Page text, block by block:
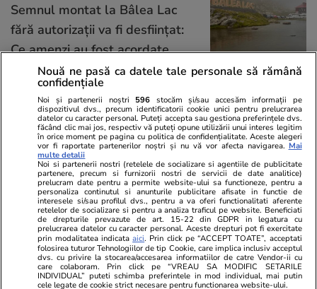
Semnul montat la Bâlea Lac
fără autorizații va fi desființat:
Ce amenzi au fost acordate
BREAKING NEWS
Știri România 18:17
Criză energetică în România.
Guvernul anunță stare de alertă
la nivel național pe toată
durata lunii august
Știri România 17:34
Nouă ne pasă ca datele tale personale să rămână
confidențiale
Noi și partenerii noștri 596 stocăm și/sau accesăm informații pe
dispozitivul dvs., precum identificatorii cookie unici pentru prelucrarea
datelor cu caracter personal. Puteți accepta sau gestiona preferințele dvs.
făcând clic mai jos, respectiv vă puteți opune utilizării unui interes legitim
în orice moment pe pagina cu politica de confidențialitate. Aceste alegeri
vor fi raportate partenerilor noștri și nu vă vor afecta navigarea. Mai
multe detalii
Noi si partenerii nostri (retelele de socializare si agentiile de publicitate
partenere, precum si furnizorii nostri de servicii de date analitice)
prelucram date pentru a permite website-ului sa functioneze, pentru a
personaliza continutul si anunturile publicitare afisate in functie de
interesele si/sau profilul dvs., pentru a va oferi functionalitati aferente
retelelor de socializare si pentru a analiza traficul pe website. Beneficiati
de drepturile prevazute de art. 15-22 din GDPR in legatura cu
prelucrarea datelor cu caracter personal. Aceste drepturi pot fi exercitate
prin modalitatea indicataaici. Prin click pe “ACCEPT TOATE”, acceptati
folosirea tuturor Tehnologiilor de tip Cookie, care implica inclusiv acceptul
dvs. cu privire la stocarea/accesarea informatiilor de catre Vendor-ii cu
care colaboram. Prin click pe “VREAU SA MODIFIC SETARILE
INDIVIDUAL” puteti schimba preferintele in mod individual, mai putin
cele legate de cookie strict necesare pentru functionarea website-ului.